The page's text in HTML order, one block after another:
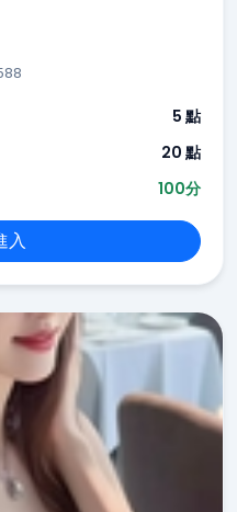
5 點
20 點
100分
入